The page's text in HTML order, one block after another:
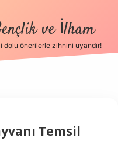
ve İlham
dolu önerilerle zihnini uyandır!
Temsil